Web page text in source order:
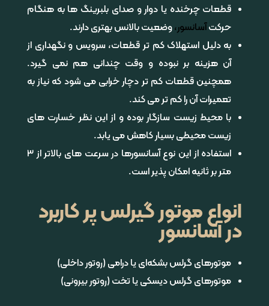
قطعات چرخنده یا دوار و صدای بلبرینگ ها به هنگام
حرکتآسانسور،وضعیت بالانس بهتری دارند.
به دلیل استهلاک کم تر قطعات، سرویس و نگهداری از
آن هزینه بر نبوده و وقت چندانی هم نمی گیرد.
همچنین قطعات کم تر دچار خرابی می شود که نیاز به
تعمیرات آن را کم تر می کند.
با محیط زیست سازگار بوده و از این نظر خسارت های
زیست محیطی بسیار کاهش می یابد.
استفاده از این نوع آسانسورها در سرعت های بالاتر از 3
متر بر ثانیه امکان پذیر است.
انواع موتور گیرلس پر کاربرد
در آسانسور
موتورهای گرلس بشکه‌ای یا درامی (روتور داخلی)
موتورهای گرلس دیسکی یا تخت (روتور بیرونی)